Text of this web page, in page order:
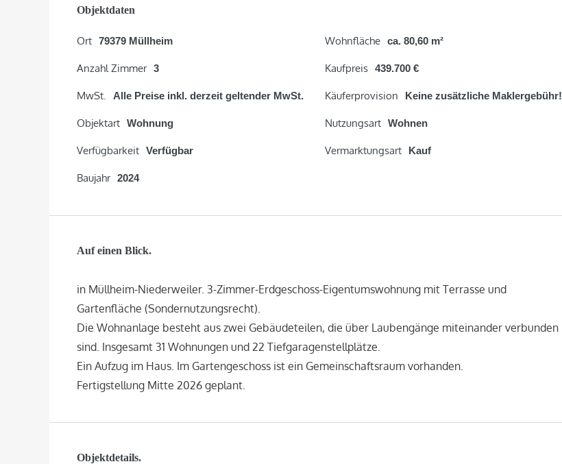
Objektdaten
Ort 79379 Müllheim Wohnfläche ca. 80,60 m²
Anzahl Zimmer 3 Kaufpreis 439.700 €
MwSt. Alle Preise inkl. derzeit geltender MwSt. Käuferprovision Keine zusätzliche Maklergebühr!
Objektart Wohnung Nutzungsart Wohnen
Verfügbarkeit Verfügbar Vermarktungsart Kauf
Baujahr 2024
Auf einen Blick.
in Müllheim-Niederweiler. 3-Zimmer-Erdgeschoss-Eigentumswohnung mit Terrasse und
Gartenfläche (Sondernutzungsrecht).
Die Wohnanlage besteht aus zwei Gebäudeteilen, die über Laubengänge miteinander verbunden
sind. Insgesamt 31 Wohnungen und 22 Tiefgaragenstellplätze.
Ein Aufzug im Haus. Im Gartengeschoss ist ein Gemeinschaftsraum vorhanden.
Fertigstellung Mitte 2026 geplant.
Objektdetails.